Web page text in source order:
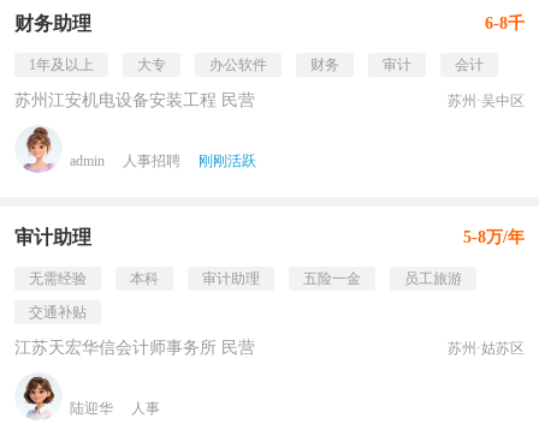
财务助理 6-8千
1年及以上 大专 办公软件 财务 审计 会计
苏州江安机电设备安装工程 民营 苏州·吴中区
admin 人事招聘 刚刚活跃
审计助理 5-8万/年
无需经验 本科 审计助理 五险一金
员工旅游
交通补贴
江苏天宏华信会计师事务所 民营 苏州·姑苏区
陆迎华 人事